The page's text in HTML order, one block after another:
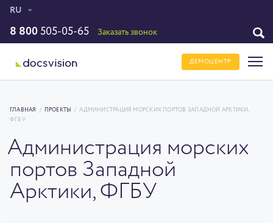
RU
8 800 505-05-65 Заказать звонок
ДЕМОЦЕНТР
ГЛАВНАЯ / ПРОЕКТЫ / АДМИНИСТРАЦИЯ МОРСКИХ ПОРТОВ ЗАПАДНОЙ АРКТИКИ,
ФГБУ
Администрация морских
портов Западной
Арктики, ФГБУ